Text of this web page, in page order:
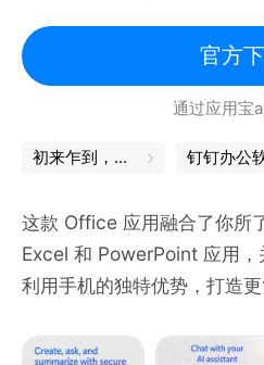
果
• 7英寸以上屏幕
• ARM处理器
• 1G或更高内存
在10.1英寸及以下的平板上
可免费使用核心编辑功能。
官方
通过应用宝
初来乍到，一定不能错过的小技巧 钉钉办公
这款 Office 应用融合了你所
Excel 和 PowerPoint 应用，
利用手机的独特优势，打造
无论用于个人还是专业用途